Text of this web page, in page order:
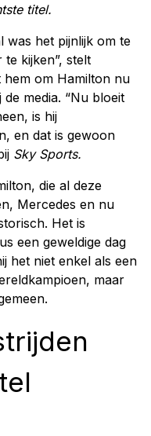
titel.
was het pijnlijk om te
kijken”, stelt
hem om Hamilton nu
media. “Nu bloeit
is hij
en dat is gewoon
Sky Sports.
die al deze
Mercedes en nu
Het is
een geweldige dag
het niet enkel als een
maar